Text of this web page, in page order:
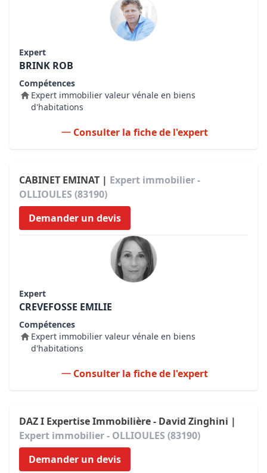
Expert
BRINK ROB
Compétences
Expert immobilier valeur vénale en biens
d'habitations
Consulter la fiche de l'expert
CABINET EMINAT | Expert immobilier -
OLLIOULES (83190)
Demander un devis
Expert
CREVEFOSSE EMILIE
Compétences
Expert immobilier valeur vénale en biens
d'habitations
Consulter la fiche de l'expert
DAZ I Expertise Immobilière - David Zinghini |
Expert immobilier - OLLIOULES (83190)
Demander un devis